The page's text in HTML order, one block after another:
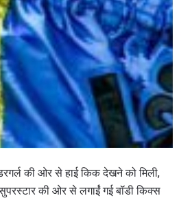
की ओर से हाई किक देखने को मिली,
की ओर से लगाईं गई बॉडी किक्स